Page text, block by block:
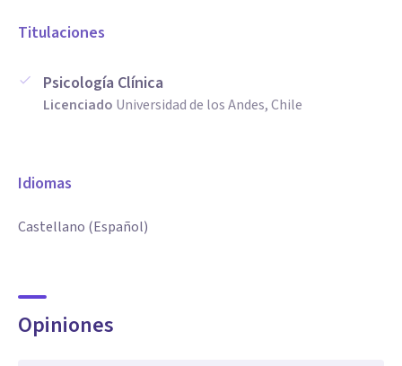
Titulaciones
Psicología Clínica
Licenciado Universidad de los Andes, Chile
Idiomas
Castellano (Español)
Opiniones